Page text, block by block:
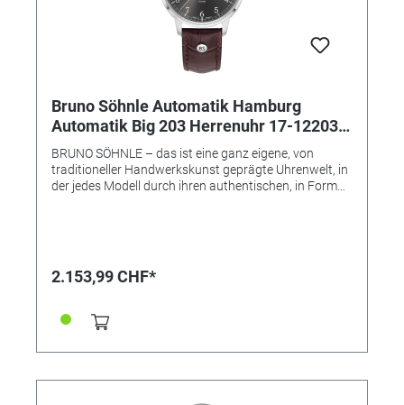
Bruno Söhnle Automatik Hamburg
Automatik Big 203 Herrenuhr 17-12203-
821
BRUNO SÖHNLE – das ist eine ganz eigene, von
traditioneller Handwerkskunst geprägte Uhrenwelt, in
der jedes Modell durch ihren authentischen, in Form
eine eigene Persönlichkeit und das handwerkliche
Atelierkaliber BS175 (Basiswerk Sellita SW200) •
Gehäusematerial: Edelstahl • Gehäusefarbe: silber •
Saphirglas innen entspiegelt • Armband:
2.153,99 CHF*